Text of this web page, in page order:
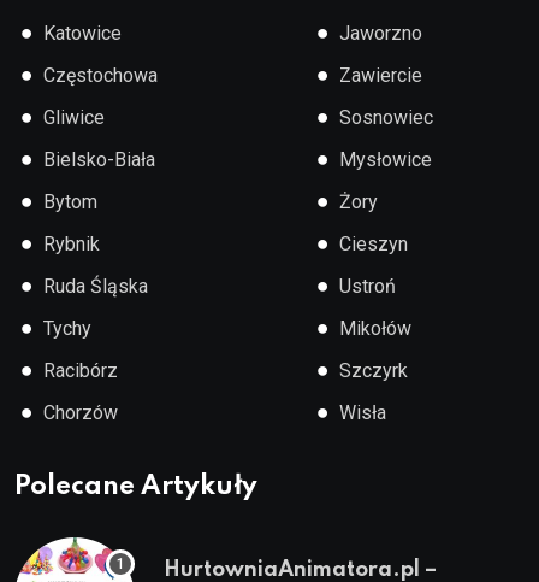
● Katowice
● Częstochowa
● Gliwice
● Bielsko-Biała
● Bytom
● Rybnik
● Ruda Śląska
● Tychy
● Racibórz
● Chorzów
● Jaworzno
● Zawiercie
● Sosnowiec
● Mysłowice
● Żory
● Cieszyn
● Ustroń
● Mikołów
● Szczyrk
● Wisła
Polecane Artykuły
HurtowniaAnimatora.pl –